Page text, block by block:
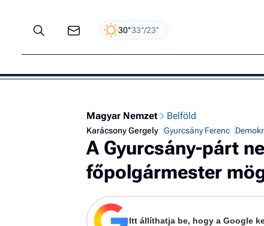
30°33°/23°
Magyar Nemzet Belföld
Karácsony Gergely Gyurcsány Ferenc
A Gyurcsány-párt
főpolgármester
Itt állíthatja be, hogy a Google